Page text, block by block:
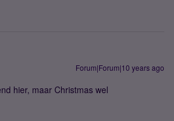
Forum|Forum|10 years ago
hier, maar Christmas wel